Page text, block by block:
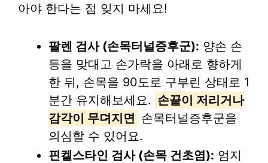
아야 한다는 점 잊지 마세요!
팔렌 검사 (손목터널증후군): 양손 손
등을 맞대고 손가락을 아래로 향하게
한 뒤, 손목을 90도로 구부린 상태로 1
분간 유지해보세요. 손끝이 저리거나
감각이 무뎌지면 손목터널증후군을
의심할 수 있어요.
핀켈스타인 검사 (손목 건초염): 엄지